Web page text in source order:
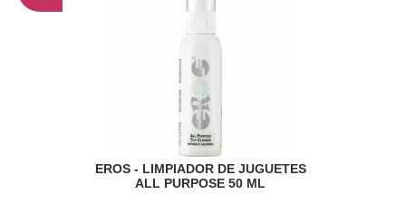
EROS - LIMPIADOR DE JUGUETES
ALL PURPOSE 50 ML